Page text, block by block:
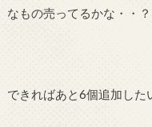
なもの売ってるかな・・？
できればあと6個追加した